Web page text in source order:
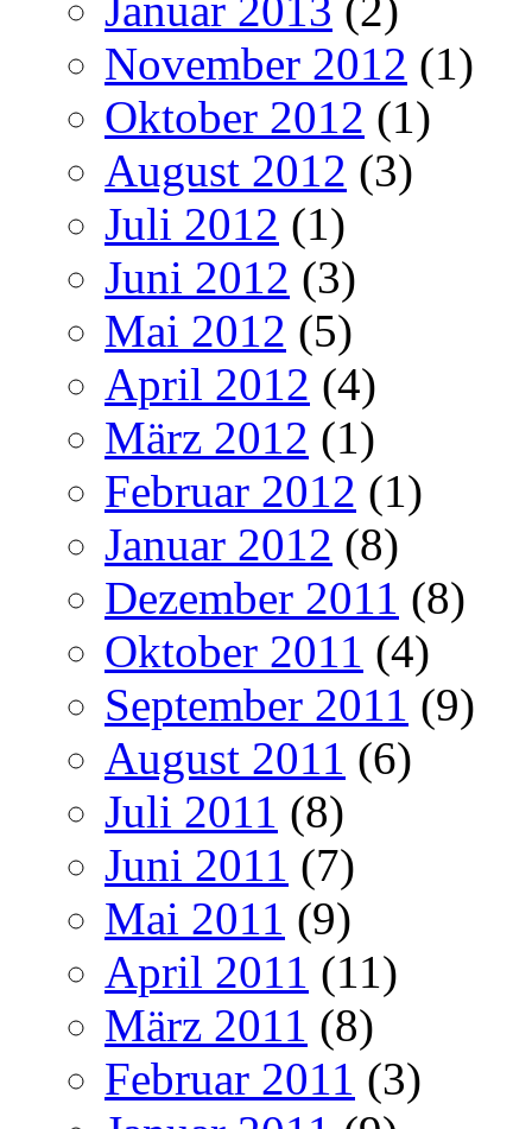
November 2012 (1)
Oktober 2012 (1)
August 2012 (3)
Juli 2012 (1)
Juni 2012 (3)
Mai 2012 (5)
April 2012 (4)
März 2012 (1)
Februar 2012 (1)
Januar 2012 (8)
Dezember 2011 (8)
Oktober 2011 (4)
September 2011 (9)
August 2011 (6)
Juli 2011 (8)
Juni 2011 (7)
Mai 2011 (9)
April 2011 (11)
März 2011 (8)
Februar 2011 (3)